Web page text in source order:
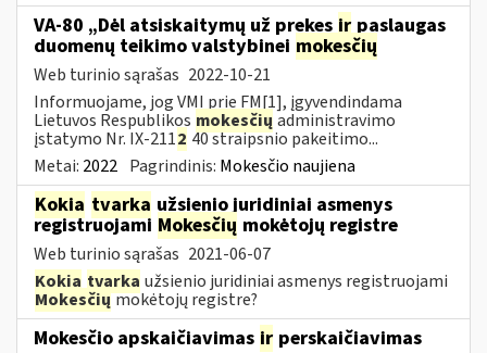
VA-80 „Dėl atsiskaitymų už prekes ir paslaugas
duomenų teikimo valstybinei mokesčių
Web turinio sąrašas 2022-10-21
Informuojame, jog VMI prie FM[1], įgyvendindama
Lietuvos Respublikos mokesčių administravimo
įstatymo Nr. IX-2112 40 straipsnio pakeitimo...
Metai: 2022 Pagrindinis: Mokesčio naujiena
Kokia tvarka užsienio juridiniai asmenys
registruojami Mokesčių mokėtojų registre
Web turinio sąrašas 2021-06-07
Kokia tvarka užsienio juridiniai asmenys registruojami
Mokesčiųmokėtojų registre?
Mokesčio apskaičiavimas ir perskaičiavimas